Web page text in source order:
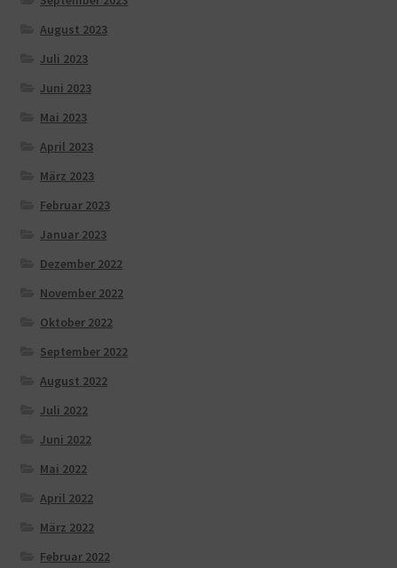
August 2023
Juli 2023
Juni 2023
Mai 2023
April 2023
März 2023
Februar 2023
Januar 2023
Dezember 2022
November 2022
Oktober 2022
September 2022
August 2022
Juli 2022
Juni 2022
Mai 2022
April 2022
März 2022
Februar 2022